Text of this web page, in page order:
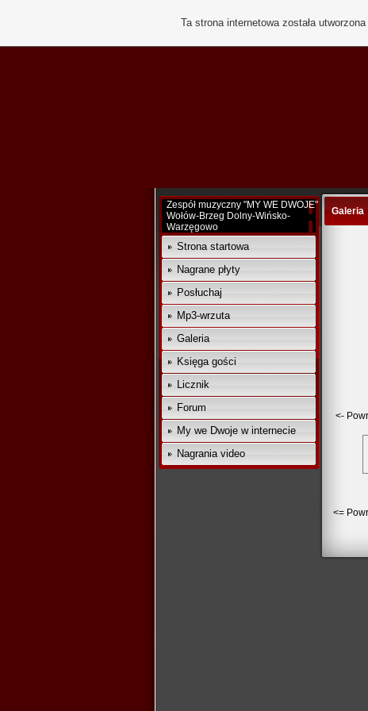
Zespół muzyczny "MY WE DWOJE"
Wołów-Brzeg Dolny-Wińsko-
Warzęgowo
Strona startowa
Nagrane płyty
Posłuchaj
Mp3-wrzuta
Galeria
Księga gości
Licznik
Forum
My we Dwoje w internecie
Nagrania video
Galeria
<-
<=
Ta strona internetowa została